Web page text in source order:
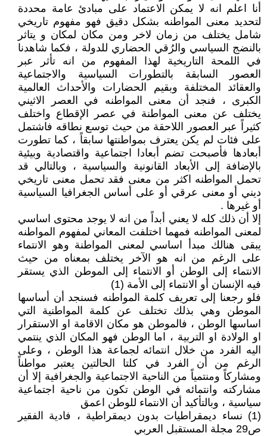
أنا اعلم انه لا يمكن الاعتماد على مبادئ عامة محددة
لتحديد معنى المواطنه بشكل دقيق فهو مفهوم تاريخي
شامل يختلف من زمان لاخر ومن مكان لمكان و يتاثر
بالنضج السياسي والرُقي الحضاري للدولة ، فكما شاهدنا
في اللمحة التاريخية لهذا المفهوم من انه تأثر عبر
العصور السابقة بالتطورات السياسية والاجتماعية
والعقائد المختلفة وبقيم الحضارات والأحداث العالمية
الكبرى ، فنجد أن معنى المواطنه في العصر الاثيني
يختلف عن معنى المواطنة في عصر الإقطاع واختلف
كثيراً عبر العصور اللاحقة من حيث توسع نطاقه فاشتمل
على فئات لم يكن يعترف بمواطنتها سابقاً ، كما تطورت
أبعادها فأصبحت تضم أبعادا اجتماعية واقتصادية وبيئية
بالإضافة إلى الأبعاد القانونية والسياسية ، وبالتالي قد
تحمل المواطنه اكثر من معنى فقد تحمل معنى تاريخي
ديني أو معنى عرقي أو على أساس الجغرافيا السياسية
أو غيرها .
إلا أن ذلك كله لا يعني أبداً من انه لا يوجد محتوى اساسي
لمعنى المواطنه فمهما اختلفت المعاني لمفهوم المواطنه
يبقى هنالك مبدأ اساسي لمعنى المواطنة وهو الانتماء
على الرغم من انه هو الآخر يختلف بمعناه من حيث
الانتماء إلى الوطن أو الانتماء إلى الموطن الذي يستقر
فيه الإنسان أو الانتماء إلى الأمة (1)
فلو رجعنا إلى تعريف كلمة المواطنه فسنجد أن أساسها
الموطن وهي بذلك تختلف عن كلمة المواطنية التي
اساسها الوطن ، فالموطن هو مكان الاقامة او الاستقرار
او الولادة او التربية ، اما الوطن فهو المكان الذي ينتمي
اليه الفرد من خلال انتمائه لجماعة هذا الوطن ، وعلى
الرغم من أن الفرد في كلتا الحالتين يعتبر مواطناً
ومشاركاً ومنتمياً من الناحية الاجتماعية والجغرافية إلا أن
مشاركته وانتمائه في الوطن تكون من ناحية اجتماعية
سياسية ، وبالتأكيد أن الانتماء للوطن اعمق
(1) نساء ديمقراطيات بدون ديمقراطية ، فادية الفقير
ص29 مجلة المستقبل العربي